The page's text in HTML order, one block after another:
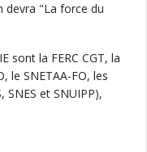
devra "La force du
sont la FERC CGT, la
le SNETAA-FO, les
SNES et SNUIPP),